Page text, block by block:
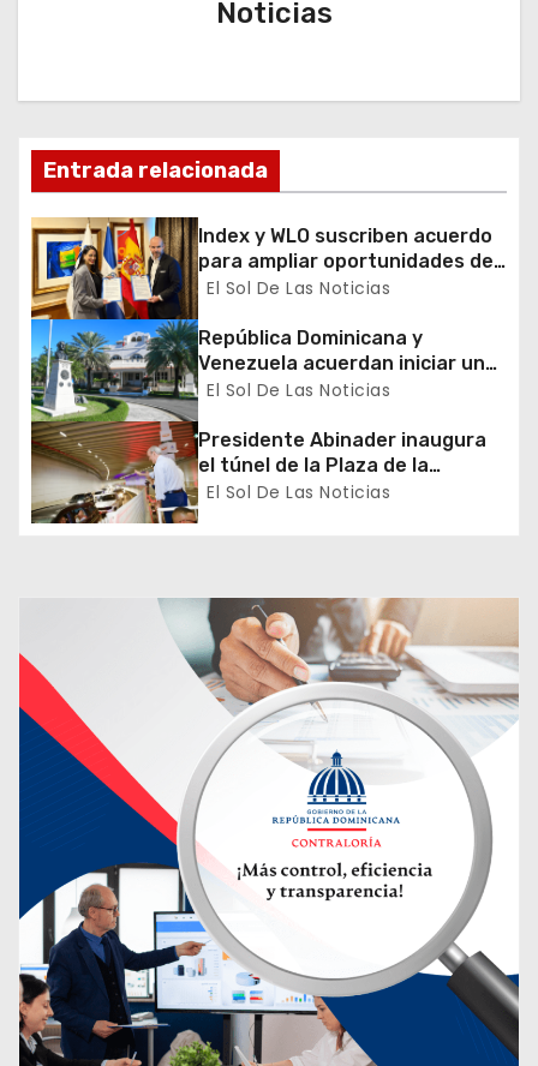
ó
n
d
e
e
n
t
r
a
Noticias
Entrada relacionada
Index y WLO suscriben acuerdo
para ampliar oportunidades de
formación de dominicanos en el
El Sol De Las Noticias
República Dominicana y
Venezuela acuerdan iniciar un
proceso de normalización
diplomáticas y consulares
El Sol De Las Noticias
Presidente Abinader inaugura
el túnel de la Plaza de la
Bandera que cambia la salida
hacia el Sur y redefine la
El Sol De Las Noticias